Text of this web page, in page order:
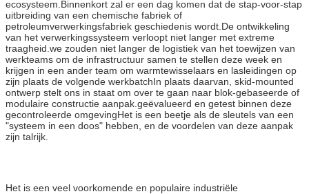
ecosysteem.Binnenkort zal er een dag komen dat de stap-voor-stap
uitbreiding van een chemische fabriek of
petroleumverwerkingsfabriek geschiedenis wordt.De ontwikkeling
van het verwerkingssysteem verloopt niet langer met extreme
traagheid.we zouden niet langer de logistiek van het toewijzen van
werkteams om de infrastructuur samen te stellen deze week en
krijgen in een ander team om warmtewisselaars en lasleidingen op
zijn plaats de volgende werkbatchIn plaats daarvan, skid-mounted
ontwerp stelt ons in staat om over te gaan naar blok-gebaseerde of
modulaire constructie aanpak.geëvalueerd en getest binnen deze
gecontroleerde omgevingHet is een beetje als de sleutels van een
"systeem in een doos" hebben, en de voordelen van deze aanpak
zijn talrijk.
Het is een veel voorkomende en populaire industriële